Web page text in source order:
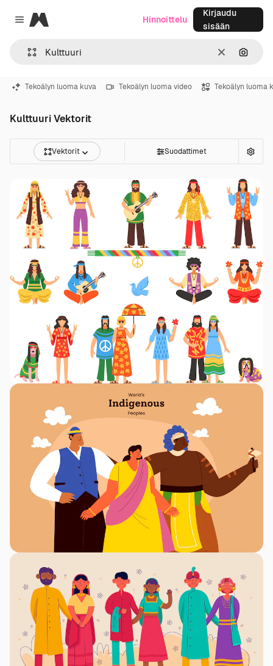
Close menu
Magnific
SelkeäHae
Hinnoittelu
Kirjaudu
sisään
Tekoälyn luoma kuva Tekoälyn luoma video Tekoälyn luoma
Kulttuuri Vektorit
Vektorit Suodattimet